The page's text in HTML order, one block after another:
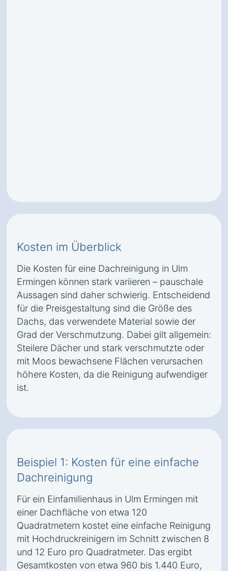
Kosten im Überblick
Die Kosten für eine Dachreinigung in Ulm
Ermingen können stark variieren – pauschale
Aussagen sind daher schwierig. Entscheidend
für die Preisgestaltung sind die Größe des
Dachs, das verwendete Material sowie der
Grad der Verschmutzung. Dabei gilt allgemein:
Steilere Dächer und stark verschmutzte oder
mit Moos bewachsene Flächen verursachen
höhere Kosten, da die Reinigung aufwendiger
ist.
Beispiel 1: Kosten für eine einfache
Dachreinigung
Für ein Einfamilienhaus in Ulm Ermingen mit
einer Dachfläche von etwa 120
Quadratmetern kostet eine einfache Reinigung
mit Hochdruckreinigern im Schnitt zwischen 8
und 12 Euro pro Quadratmeter. Das ergibt
Gesamtkosten von etwa 960 bis 1.440 Euro,